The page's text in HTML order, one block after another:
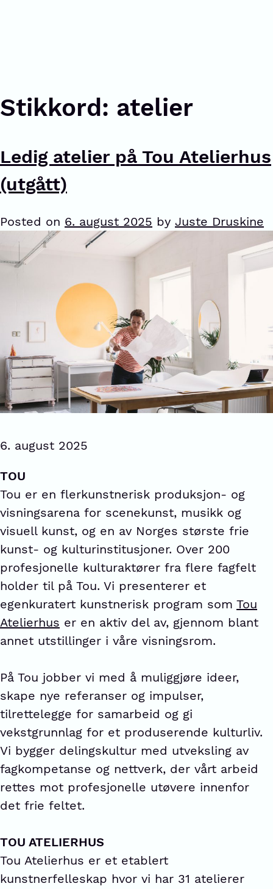
Stikkord: atelier
Ledig atelier på Tou Atelierhus
(utgått)
Posted on 6. august 2025 by Juste Druskine
6. august 2025
TOU
Tou er en flerkunstnerisk produksjon- og
visningsarena for scenekunst, musikk og
visuell kunst, og en av Norges største frie
kunst- og kulturinstitusjoner. Over 200
profesjonelle kulturaktører fra flere fagfelt
holder til på Tou. Vi presenterer et
egenkuratert kunstnerisk program som Tou
Atelierhus er en aktiv del av, gjennom blant
annet utstillinger i våre visningsrom.
På Tou jobber vi med å muliggjøre ideer,
skape nye referanser og impulser,
tilrettelegge for samarbeid og gi
vekstgrunnlag for et produserende kulturliv.
Vi bygger delingskultur med utveksling av
fagkompetanse og nettverk, der vårt arbeid
rettes mot profesjonelle utøvere innenfor
det frie feltet.
TOU ATELIERHUS
Tou Atelierhus er et etablert
kunstnerfelleskap hvor vi har 31 atelierer